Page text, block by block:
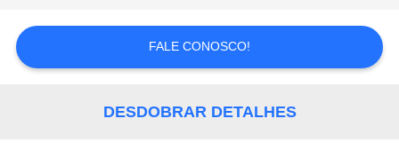
MAPA
FALE CONOSCO!
DESDOBRAR DETALHES